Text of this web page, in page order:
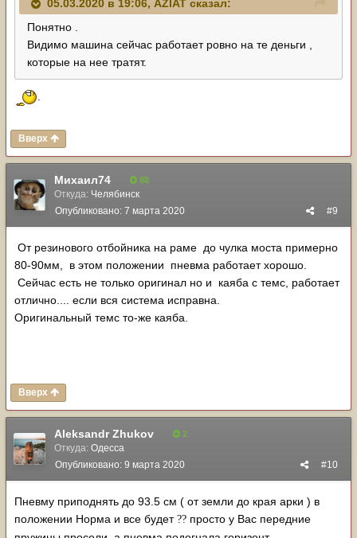
05.03.2020 в 19:06, AZIAT сказал:
Понятно .
Видимо машина сейчас работает ровно на те деньги ,
которые на нее тратят.
.
Вверх
Михаил74 88
Откуда: Челябинск
#9
Опубликовано: 7 марта 2020
От резинового отбойника на раме до чулка моста примерно
80-90мм, в этом положении пневма работает хорошо.
Сейчас есть не только оригинал но и каяба с темс, работает
отлично.... если вся система исправна.
Оригинальный темс то-же каяба.
Вверх
Aleksandr Zhukov 2
Откуда: Одесса
#10
Опубликовано: 9 марта 2020
Пневму приподнять до 93.5 см ( от земли до края арки ) в
положении Норма и все будет ?? просто у Вас передние